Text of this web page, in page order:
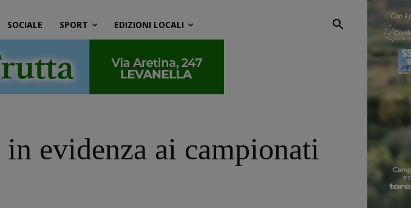
SOCIALE SPORT EDIZIONI LOCALI
evidenza ai campionati